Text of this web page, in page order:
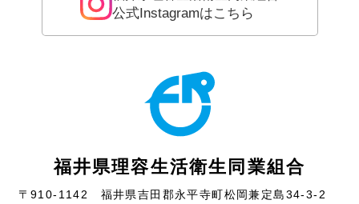
福井県理容生活衛生同業組合
〒910-1142 福井県吉田郡永平寺町松岡兼定島34-3-2
公式Instagramはこちら